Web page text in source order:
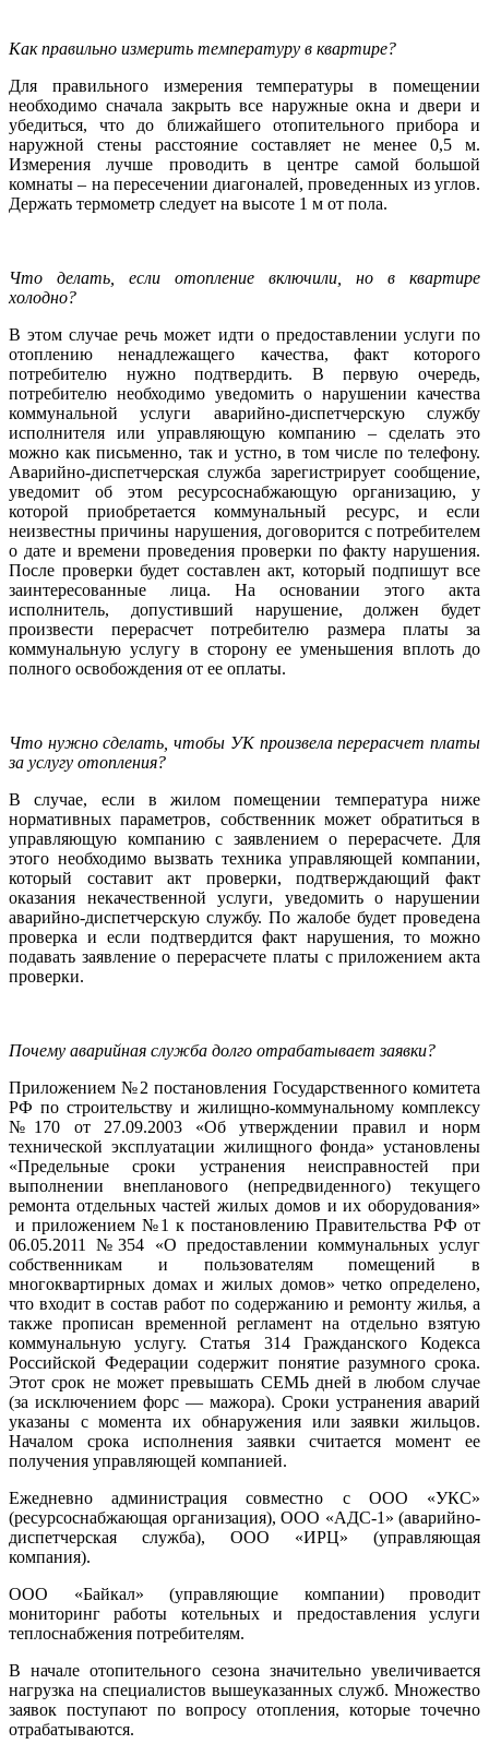
Как правильно измерить температуру в квартире?
Для правильного измерения температуры в помещении
необходимо сначала закрыть все наружные окна и двери и
убедиться, что до ближайшего отопительного прибора и
наружной стены расстояние составляет не менее 0,5 м.
Измерения лучше проводить в центре самой большой
комнаты – на пересечении диагоналей, проведенных из углов.
Держать термометр следует на высоте 1 м от пола.
Что делать, если отопление включили, но в квартире
холодно?
В этом случае речь может идти о предоставлении услуги по
отоплению ненадлежащего качества, факт которого
потребителю нужно подтвердить. В первую очередь,
потребителю необходимо уведомить о нарушении качества
коммунальной услуги аварийно-диспетчерскую службу
исполнителя или управляющую компанию – сделать это
можно как письменно, так и устно, в том числе по телефону.
Аварийно-диспетчерская служба зарегистрирует сообщение,
уведомит об этом ресурсоснабжающую организацию, у
которой приобретается коммунальный ресурс, и если
неизвестны причины нарушения, договорится с потребителем
о дате и времени проведения проверки по факту нарушения.
После проверки будет составлен акт, который подпишут все
заинтересованные лица. На основании этого акта
исполнитель, допустивший нарушение, должен будет
произвести перерасчет потребителю размера платы за
коммунальную услугу в сторону ее уменьшения вплоть до
полного освобождения от ее оплаты.
Что нужно сделать, чтобы УК произвела перерасчет платы
за услугу отопления?
В случае, если в жилом помещении температура ниже
нормативных параметров, собственник может обратиться в
управляющую компанию с заявлением о перерасчете. Для
этого необходимо вызвать техника управляющей компании,
который составит акт проверки, подтверждающий факт
оказания некачественной услуги, уведомить о нарушении
аварийно-диспетчерскую службу. По жалобе будет проведена
проверка и если подтвердится факт нарушения, то можно
подавать заявление о перерасчете платы с приложением акта
проверки.
Почему аварийная служба долго отрабатывает заявки?
Приложением №2 постановления Государственного комитета
РФ по строительству и жилищно-коммунальному комплексу
№170 от 27.09.2003 «Об утверждении правил и норм
технической эксплуатации жилищного фонда» установлены
«Предельные сроки устранения неисправностей при
выполнении внепланового (непредвиденного) текущего
ремонта отдельных частей жилых домов и их оборудования»
и приложением №1 к постановлению Правительства РФ от
06.05.2011 №354 «О предоставлении коммунальных услуг
собственникам и пользователям помещений в
многоквартирных домах и жилых домов» четко определено,
что входит в состав работ по содержанию и ремонту жилья, а
также прописан временной регламент на отдельно взятую
коммунальную услугу. Статья 314 Гражданского Кодекса
Российской Федерации содержит понятие разумного срока.
Этот срок не может превышать СЕМЬ дней в любом случае
(за исключением форс — мажора). Сроки устранения аварий
указаны с момента их обнаружения или заявки жильцов.
Началом срока исполнения заявки считается момент ее
получения управляющей компанией.
Ежедневно администрация совместно с ООО «УКС»
(ресурсоснабжающая организация), ООО «АДС-1» (аварийно-
диспетчерская служба), ООО «ИРЦ» (управляющая
компания).
ООО «Байкал» (управляющие компании) проводит
мониторинг работы котельных и предоставления услуги
теплоснабжения потребителям.
В начале отопительного сезона значительно увеличивается
нагрузка на специалистов вышеуказанных служб. Множество
заявок поступают по вопросу отопления, которые точечно
отрабатываются.